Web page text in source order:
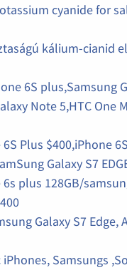
cyanide for
kálium-cianid
6S plus,Samsung
Note 5,HTC One
Plus $400,iPhone
Galaxy S7
plus 128GB/
Galaxy S7 Edge,
Samsungs